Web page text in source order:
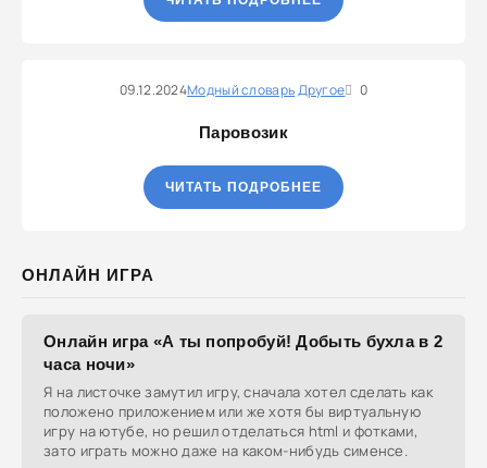
09.12.2024Модный словарьДругое 0
Паровозик
ЧИТАТЬ ПОДРОБНЕЕ
ОНЛАЙН ИГРА
Онлайн игра «А ты попробуй! Добыть бухла в 2
часа ночи»
Я на листочке замутил игру, сначала хотел сделать как
положено приложением или же хотя бы виртуальную
игру на ютубе, но решил отделаться html и фотками,
зато играть можно даже на каком-нибудь сименсе.